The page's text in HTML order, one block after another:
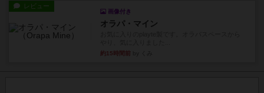
レビュー
画像付き
オラパ・マイン
約15時間前